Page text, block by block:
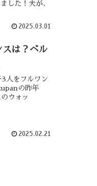
した！夫が、
2025.03.01
は？ベル
人をフルワン
の昨年
ウォッ
2025.02.21